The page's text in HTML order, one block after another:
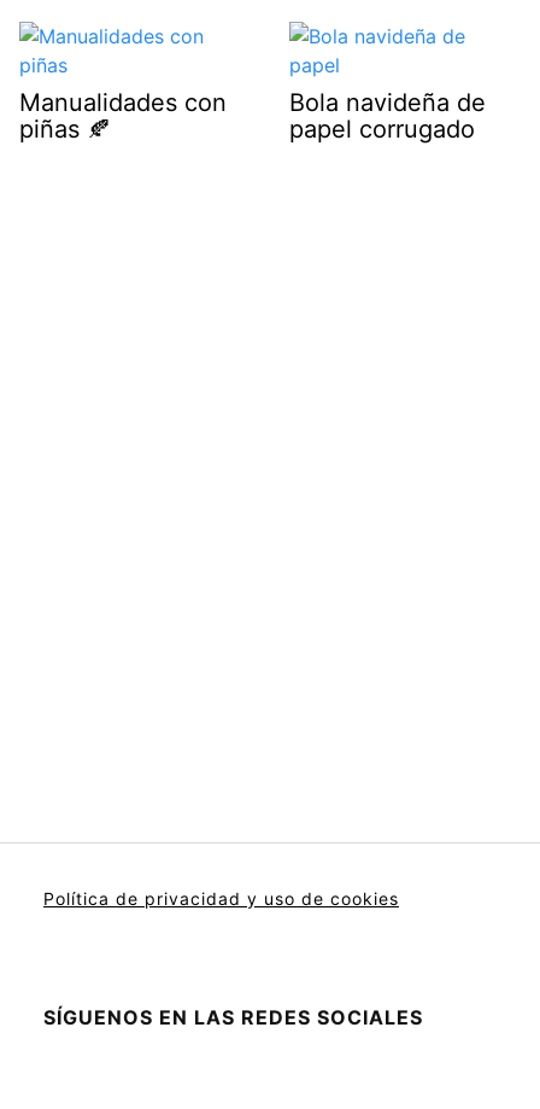
Manualidades con
piñas 🍂
Bola navideña de
papel corrugado
Política de privacidad y uso de cookies
SÍGUENOS EN LAS REDES SOCIALES